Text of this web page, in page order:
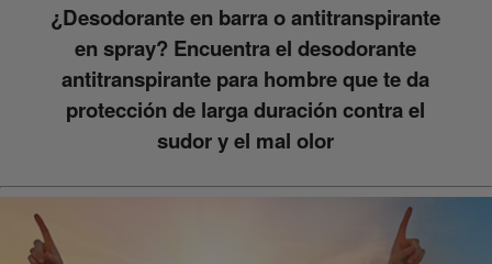
¿Desodorante en barra o antitranspirante
en spray? Encuentra el desodorante
antitranspirante para hombre que te da
protección de larga duración contra el
sudor y el mal olor